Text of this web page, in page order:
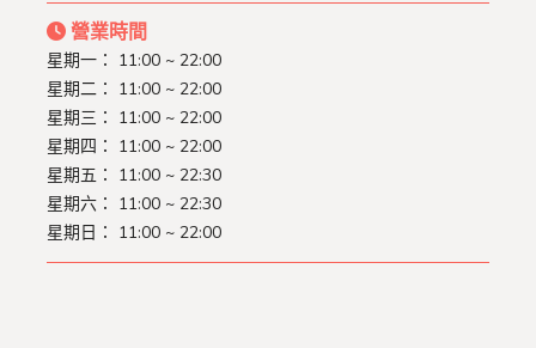
營業時間
星期一： 11:00 ~ 22:00
星期二： 11:00 ~ 22:00
星期三： 11:00 ~ 22:00
星期四： 11:00 ~ 22:00
星期五： 11:00 ~ 22:30
星期六： 11:00 ~ 22:30
星期日： 11:00 ~ 22:00